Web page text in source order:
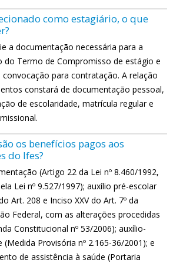
como estagiário, o que
a documentação necessária para a
do Termo de Compromisso de estágio e
convocação para contratação. A relação
constará de documentação pessoal,
de escolaridade, matrícula regular e
os benefícios pagos aos
do Ifes?
(Artigo 22 da Lei nº 8.460/1992,
Lei nº 9.527/1997); auxílio pré-escolar
Art. 208 e Inciso XXV do Art. 7º da
Federal, com as alterações procedidas
Constitucional nº 53/2006); auxílio-
(Medida Provisória nº 2.165-36/2001); e
de assistência à saúde (Portaria